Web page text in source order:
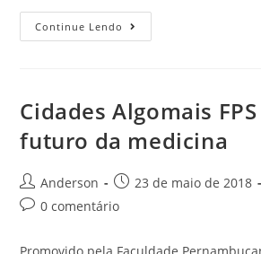
Continue Lendo
Cidades Algomais
futuro da medicina
Anderson 23 de maio de 2018
0 comentário